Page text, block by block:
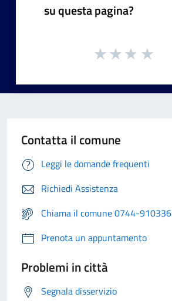
su questa pagina?
Contatta il comune
Leggi le domande frequenti
Richiedi Assistenza
Chiama il comune 0744-910336
Prenota un appuntamento
Problemi in città
Segnala disservizio